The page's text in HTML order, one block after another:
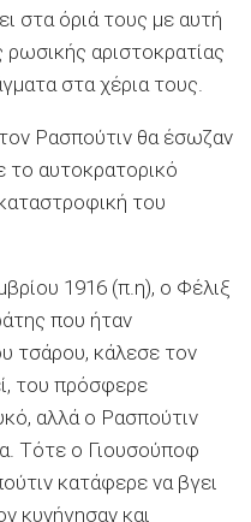
στα όριά τους με αυτή
αριστοκρατίας
στα χέρια τους.
Ρασπούτιν θα έσωζαν
το αυτοκρατορικό
του
1916 (π.η), ο Φέλιξ
που ήταν
τσάρου, κάλεσε τον
του πρόσφερε
αλλά ο Ρασπούτιν
Τότε ο Γιουσούποφ
κατάφερε να βγει
κυνήγησαν και